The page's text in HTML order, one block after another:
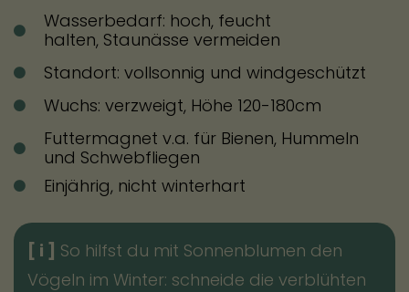
Wasserbedarf: hoch, feucht
halten, Staunässe vermeiden
Standort: vollsonnig und windgeschützt
Wuchs: verzweigt, Höhe 120-180cm
Futtermagnet v.a. für Bienen, Hummeln
und Schwebfliegen
Einjährig, nicht winterhart
[ i ] So hilfst du mit Sonnenblumen den
Vögeln im Winter: schneide die verblühten